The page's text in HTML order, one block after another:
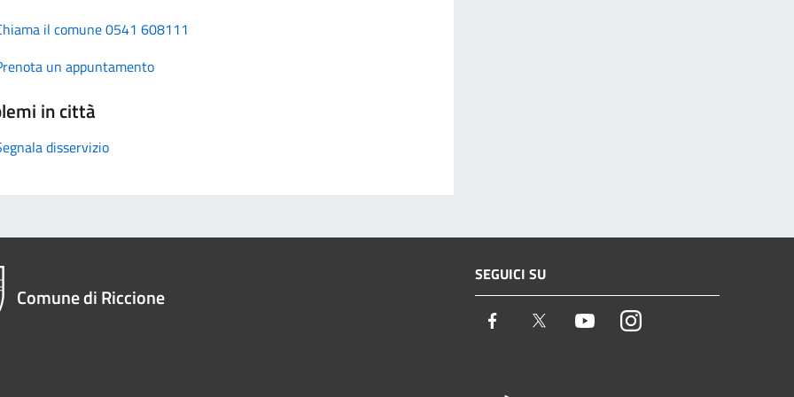
il comune 0541 608111
un appuntamento
in città
disservizio
Comune di Riccione
SEGUICI SU
Facebook Twitter YoutubeInstagram